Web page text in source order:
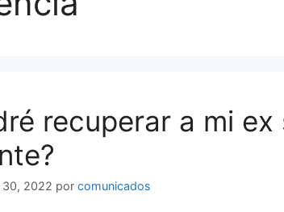
recuperar a mi ex
30, 2022 por comunicados